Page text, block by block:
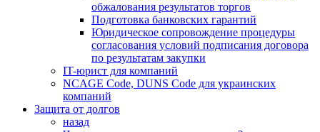
обжалования результатов торгов
Подготовка банковских гарантий
Юридическое сопровождение процедуры
согласования условий подписания договора
по результатам закупки
IT-юрист для компаний
NCAGE Code, DUNS Code для украинских
компаний
Защита от долгов
назад